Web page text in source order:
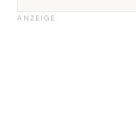
ANZEIGE